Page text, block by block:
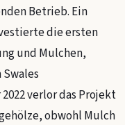
Betrieb. Ein
die ersten
und Mulchen,
verlor das Projekt
obwohl Mulch